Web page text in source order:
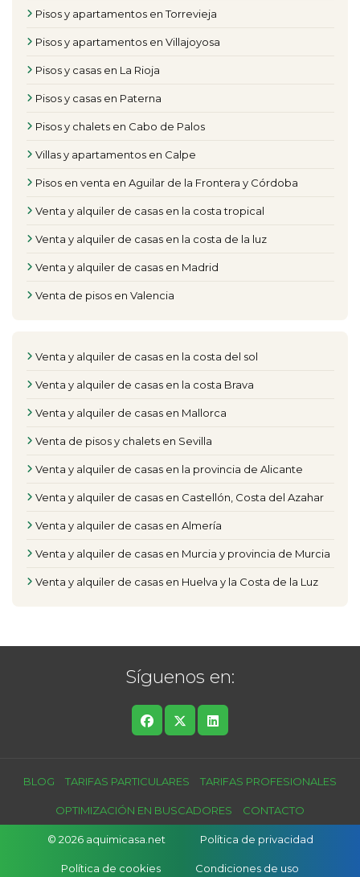
Pisos y apartamentos en Torrevieja
Pisos y apartamentos en Villajoyosa
Pisos y casas en La Rioja
Pisos y casas en Paterna
Pisos y chalets en Cabo de Palos
Villas y apartamentos en Calpe
Pisos en venta en Aguilar de la Frontera y Córdoba
Venta y alquiler de casas en la costa tropical
Venta y alquiler de casas en la costa de la luz
Venta y alquiler de casas en Madrid
Venta de pisos en Valencia
Venta y alquiler de casas en la costa del sol
Venta y alquiler de casas en la costa Brava
Venta y alquiler de casas en Mallorca
Venta de pisos y chalets en Sevilla
Venta y alquiler de casas en la provincia de Alicante
Venta y alquiler de casas en Castellón, Costa del Azahar
Venta y alquiler de casas en Almería
Venta y alquiler de casas en Murcia y provincia de Murcia
Venta y alquiler de casas en Huelva y la Costa de la Luz
Síguenos en:
BLOG TARIFAS PARTICULARES TARIFAS PROFESIONALES
OPTIMIZACIÓN EN BUSCADORES CONTACTO
© 2026 aquimicasa.net Política de privacidad
Política de cookies Condiciones de uso